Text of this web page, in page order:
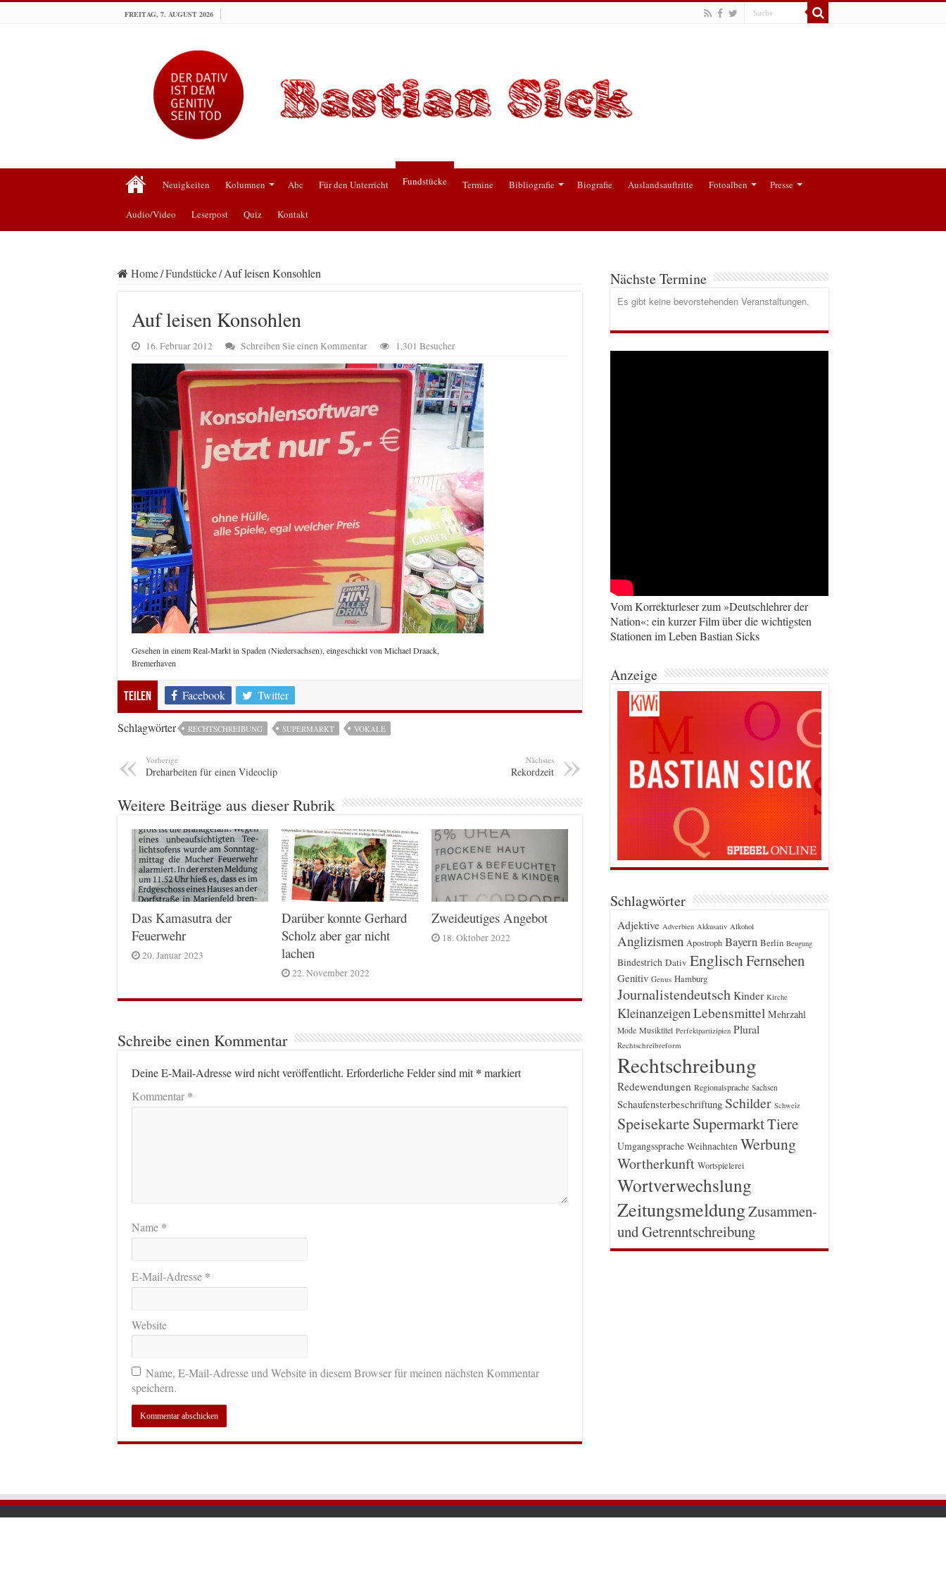
FREITAG, 7. AUGUST 2026
Neuigkeiten Kolumnen Abc Für den Unterricht Fundstücke Termine Bibliografie Biografie Auslandsauftritte Fotoalben Presse
Audio/Video Leserpost Quiz Kontakt
Home/Fundstücke/Auf leisen Konsohlen
Auf leisen Konsohlen
16. Februar 2012 Schreiben Sie einen Kommentar 1,301 Besucher
Gesehen in einem Real-Markt in Spaden (Niedersachsen), eingeschickt von Michael Draack,
Bremerhaven
Teilen Facebook Twitter
Schlagwörter RECHTSCHREIBUNG SUPERMARKT VOKALE
Vorherige
Dreharbeiten für einen Videoclip
Nächstes
Rekordzeit
Weitere Beiträge aus dieser Rubrik
Das Kamasutra der
Feuerwehr
20. Januar 2023
Darüber konnte Gerhard
Scholz aber gar nicht
lachen
22. November 2022
Zweideutiges Angebot
18. Oktober 2022
Schreibe einen Kommentar
Deine E-Mail-Adresse wird nicht veröffentlicht. Erforderliche Felder sind mit* markiert
Kommentar*
Name *
E-Mail-Adresse *
Website
Name, E-Mail-Adresse und Website in diesem Browser für meinen nächsten Kommentar
speichern.
Nächste Termine
Es gibt keine bevorstehenden Veranstaltungen.
Vom Korrekturleser zum »Deutschlehrer der
Nation«: ein kurzer Film über die wichtigsten
Stationen im Leben Bastian Sicks
Anzeige
Schlagwörter
Adjektive Adverbien Akkusativ Alkohol
Anglizismen Apostroph Bayern Berlin Beugung
Bindestrich Dativ EnglischFernsehen
Genitiv Genus Hamburg
Journalistendeutsch Kinder Kirche
Kleinanzeigen Lebensmittel Mehrzahl
Mode Musiktitel Perfektpartizipien Plural
Rechtschreibreform
Rechtschreibung
Redewendungen Regionalsprache Sachsen
Schaufensterbeschriftung Schilder Schweiz
Speisekarte SupermarktTiere
Umgangssprache Weihnachten Werbung
Wortherkunft Wortspielerei
Wortverwechslung
ZeitungsmeldungZusammen-
und Getrenntschreibung